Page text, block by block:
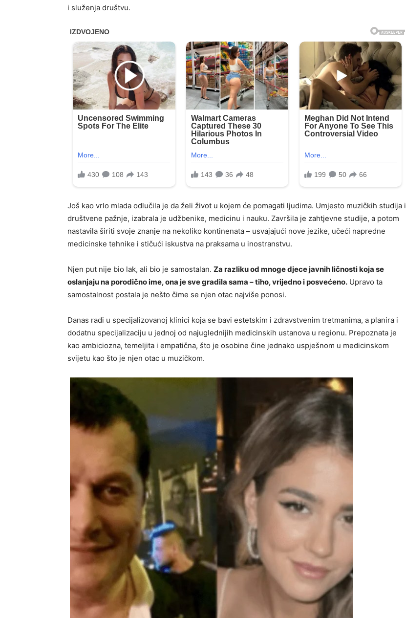
i služenja društvu.
Još kao vrlo mlada odlučila je da želi život u kojem će pomagati ljudima. Umjesto muzičkih studija i
društvene pažnje, izabrala je udžbenike, medicinu i nauku. Završila je zahtjevne studije, a potom
nastavila širiti svoje znanje na nekoliko kontinenata – usvajajući nove jezike, učeći napredne
medicinske tehnike i stičući iskustva na praksama u inostranstvu.
Njen put nije bio lak, ali bio je samostalan. Za razliku od mnoge djece javnih ličnosti koja se
oslanjaju na porodično ime, ona je sve gradila sama – tiho, vrijedno i posvećeno. Upravo ta
samostalnost postala je nešto čime se njen otac najviše ponosi.
Danas radi u specijalizovanoj klinici koja se bavi estetskim i zdravstvenim tretmanima, a planira i
dodatnu specijalizaciju u jednoj od najuglednijih medicinskih ustanova u regionu. Prepoznata je
kao ambiciozna, temeljita i empatična, što je osobine čine jednako uspješnom u medicinskom
svijetu kao što je njen otac u muzičkom.